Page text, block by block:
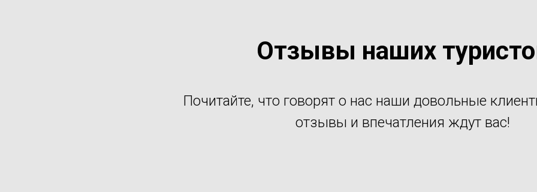
Отзывы наших
Почитайте, что говорят о нас наши довольные
отзывы и впечатления ждут вас!